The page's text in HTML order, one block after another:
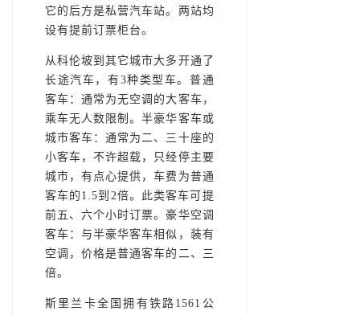
它的后方是私营汽车站。两站均
设有提前订票柜台。
从科伦坡到其它城市大多开通了
长途汽车，有3种类型车。普通
客车：通常为无空调的大客车，
乘车无人数限制。半豪华客车或
城市客车：通常为二、三十座的
小客车，不许超载，只经停主要
城市，有点心提供，车费为普通
客车的1.5到2倍。此类客车可提
前五、六个小时订票。豪华空调
客车：与半豪华客车相似，装有
空调，价格是普通客车的二、三
倍。
斯里兰卡全国拥有铁路1561公